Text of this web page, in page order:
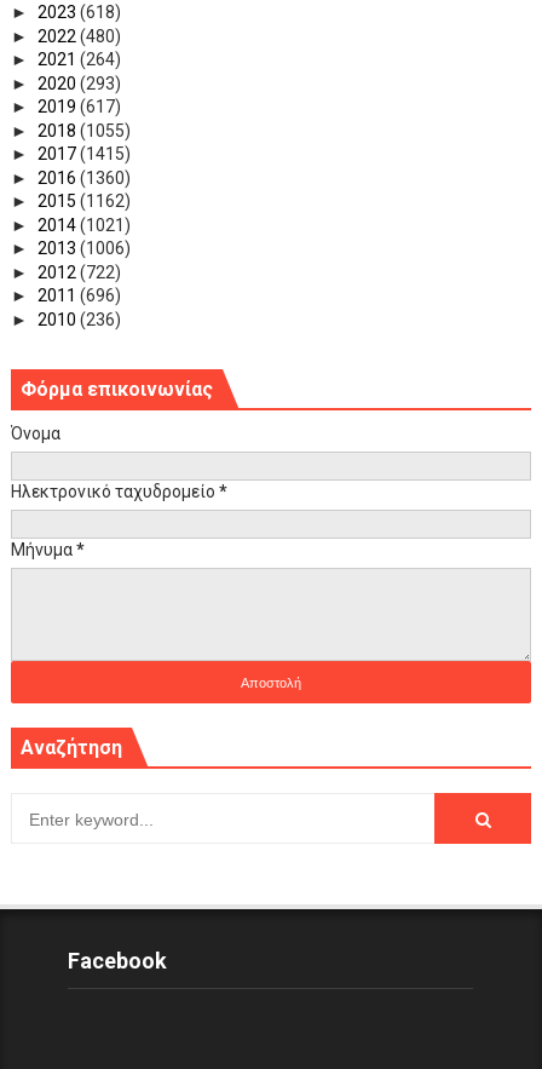
► 2023 (618)
► 2022 (480)
► 2021 (264)
► 2020 (293)
► 2019 (617)
► 2018 (1055)
► 2017(1415)
► 2016 (1360)
► 2015 (1162)
► 2014(1021)
► 2013 (1006)
► 2012 (722)
► 2011 (696)
► 2010 (236)
Φόρμα επικοινωνίας
Όνομα
Ηλεκτρονικό ταχυδρομείο *
Μήνυμα*
Αναζήτηση
Facebook